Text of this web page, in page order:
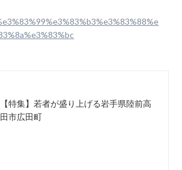
【特集】若者が盛り上げる岩手県陸前高
田市広田町